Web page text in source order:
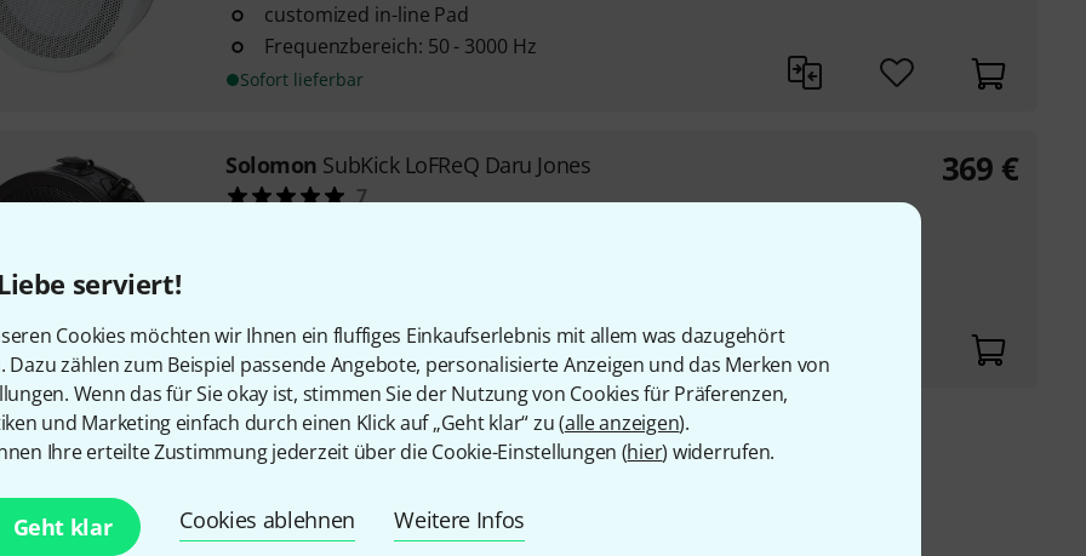
serviert!
Cookies möchten wir Ihnen ein fluffiges Einkaufserlebnis mit allem was dazugehört
Dazu zählen zum Beispiel passende Angebote, personalisierte Anzeigen und das Merken von
Wenn das für Sie okay ist, stimmen Sie der Nutzung von Cookies für Präferenzen,
und Marketing einfach durch einen Klick auf „Geht klar“ zu (alle anzeigen).
Ihre erteilte Zustimmung jederzeit über die Cookie-Einstellungen (hier) widerrufen.
Geht klar Cookies ablehnen Weitere Infos
customized in-line Pad
Frequenzbereich: 50 - 3000 Hz
Sofort lieferbar
Solomon SubKick LoFReQ Daru Jones
7
customized in-line Pad
Sofort lieferbar
369 €
Kostenloser Versand ab 29 €